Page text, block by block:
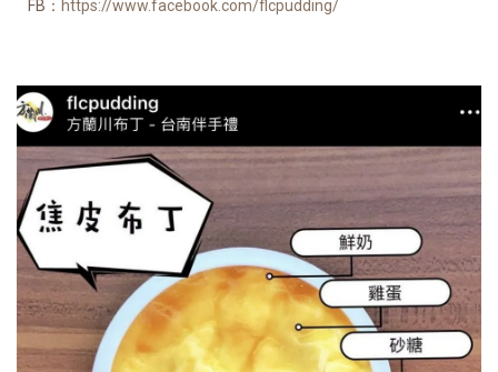
FB： https://www.facebook.com/flcpudding/